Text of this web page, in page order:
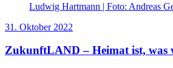
Ludwig Hartmann | Foto: Andreas
31. Oktober 2022
ZukunftLAND – Heimat ist, was